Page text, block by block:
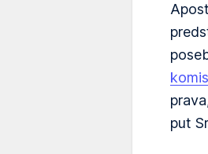
put